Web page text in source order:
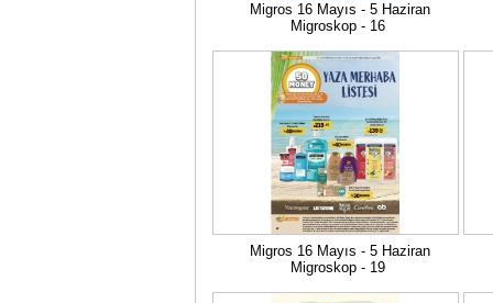
Migros 16 Mayıs - 5 Haziran
Migroskop - 16
Migros 16 Mayıs - 5 Haziran
Migroskop - 19